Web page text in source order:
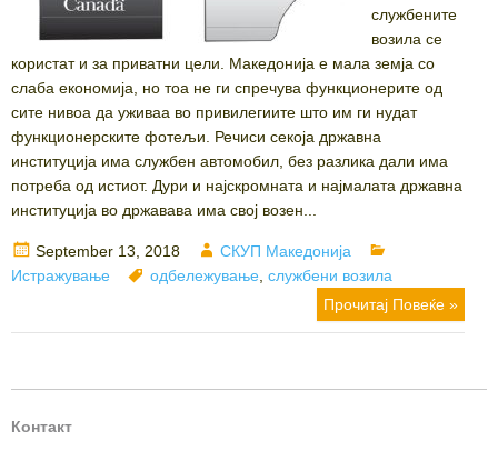
службените
возила се
користат и за приватни цели. Македонија е мала земја со
слаба економија, но тоа не ги спречува функционерите од
сите нивоа да уживаа во привилегиите што им ги нудат
функционерските фотељи. Речиси секоја државна
институција има службен автомобил, без разлика дали има
потреба од истиот. Дури и најскромната и најмалата државна
институција во државава има свој возен...
Posted
on
September 13, 2018 Author
СКУП Македонија
Истражување
Tags
одбележување службени возила
Прочитај Повеќе »
Контакт